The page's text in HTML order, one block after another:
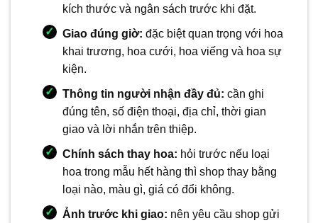
kích thước và ngân sách trước khi đặt.
Giao đúng giờ: đặc biệt quan trọng với hoa
khai trương, hoa cưới, hoa viếng và hoa sự
kiện.
Thông tin người nhận đầy đủ: cần ghi
đúng tên, số điện thoại, địa chỉ, thời gian
giao và lời nhắn trên thiệp.
Chính sách thay hoa: hỏi trước nếu loại
hoa trong mẫu hết hàng thì shop thay bằng
loại nào, màu gì, giá có đổi không.
Ảnh trước khi giao: nên yêu cầu shop gửi